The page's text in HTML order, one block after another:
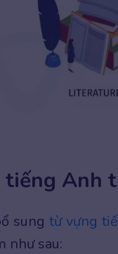
tiếng Anh
sung từ vựng
như sau: